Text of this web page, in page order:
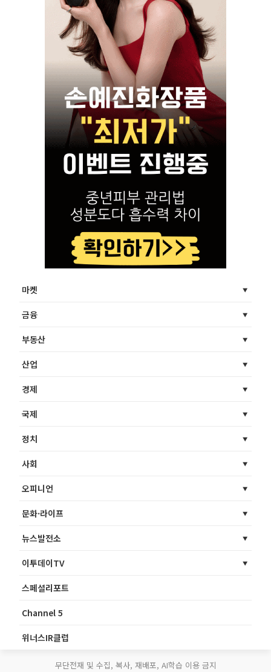
마켓
금융
부동산
산업
경제
국제
정치
사회
오피니언
문화·라이프
뉴스발전소
이투데이TV
스페셜리포트
Channel 5
위너스IR클럽
무단전재 및 수집, 복사, 재배포, AI학습 이용 금지